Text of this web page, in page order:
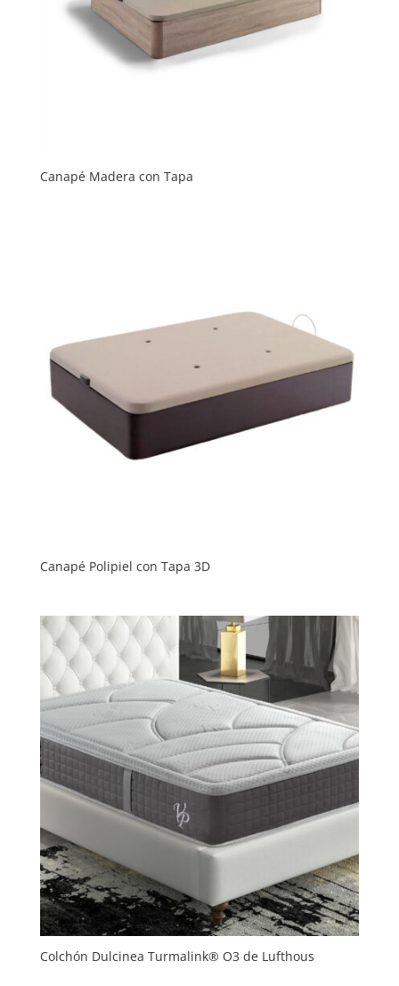
Canapé Madera con Tapa
Canapé Polipiel con Tapa 3D
Colchón Dulcinea Turmalink® O3 de Lufthous